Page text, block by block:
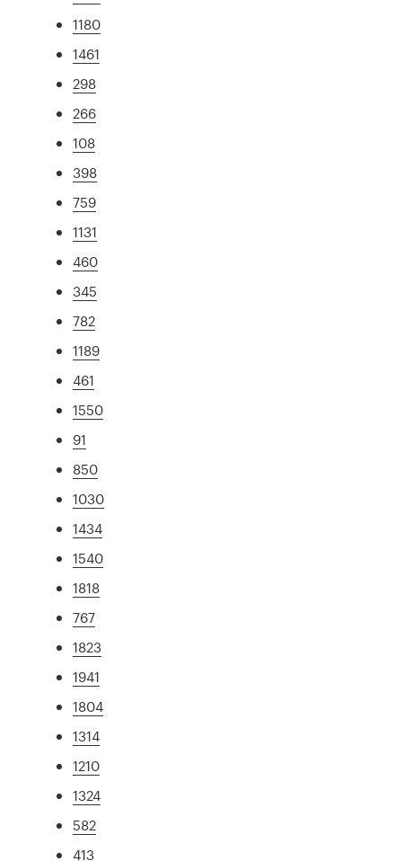
1180
1461
298
266
108
398
759
1131
460
345
782
1189
461
1550
91
850
1030
1434
1540
1818
767
1823
1941
1804
1314
1210
1324
582
413